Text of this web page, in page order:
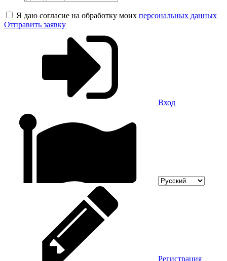
Я даю согласие на обработку моих персональных данных
Отправить заявку
Вход
Регистрация